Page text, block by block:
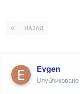
НАЗАД
Evgen
Опубликовано